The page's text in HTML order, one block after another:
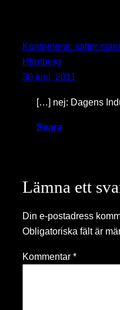
Kompetens: sätter
Hjärtberg
30 juni, 2011
[…] nej: Dagens
Svara
Lämna ett
Din e-postadress
Obligatoriska fält är
Kommentar *